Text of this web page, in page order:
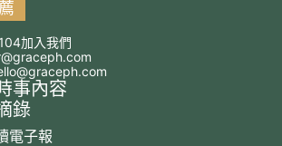
加入我們
事內容
錄
電子報